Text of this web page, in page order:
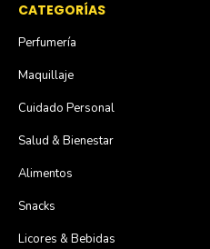
CATEGORÍAS
Perfumería
Maquillaje
Cuidado Personal
Salud & Bienestar
Alimentos
Snacks
Licores & Bebidas